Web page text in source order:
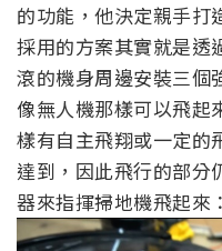
的功能，他決定親手打
採用的方案其實就是透
滾的機身周邊安裝三個
像無人機那樣可以飛起
樣有自主飛翔或一定的
達到，因此飛行的部分
器來指揮掃地機飛起來：